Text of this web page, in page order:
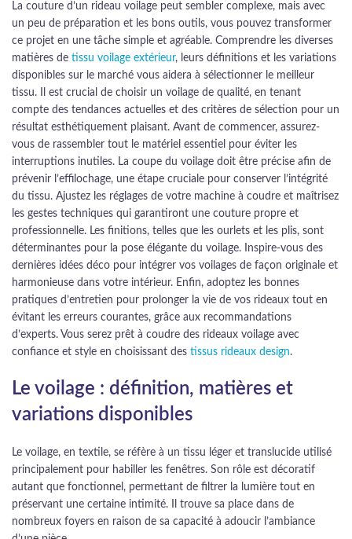
La couture d’un rideau voilage peut sembler complexe, mais avec
un peu de préparation et les bons outils, vous pouvez transformer
ce projet en une tâche simple et agréable. Comprendre les diverses
matières de tissu voilage extérieur, leurs définitions et les variations
disponibles sur le marché vous aidera à sélectionner le meilleur
tissu. Il est crucial de choisir un voilage de qualité, en tenant
compte des tendances actuelles et des critères de sélection pour un
résultat esthétiquement plaisant. Avant de commencer, assurez-
vous de rassembler tout le matériel essentiel pour éviter les
interruptions inutiles. La coupe du voilage doit être précise afin de
prévenir l’effilochage, une étape cruciale pour conserver l’intégrité
du tissu. Ajustez les réglages de votre machine à coudre et maîtrisez
les gestes techniques qui garantiront une couture propre et
professionnelle. Les finitions, telles que les ourlets et les plis, sont
déterminantes pour la pose élégante du voilage. Inspire-vous des
dernières idées déco pour intégrer vos voilages de façon originale et
harmonieuse dans votre intérieur. Enfin, adoptez les bonnes
pratiques d’entretien pour prolonger la vie de vos rideaux tout en
évitant les erreurs courantes, grâce aux recommandations
d’experts. Vous serez prêt à coudre des rideaux voilage avec
confiance et style en choisissant des tissus rideaux design.
Le voilage : définition, matières et
variations disponibles
Le voilage, en textile, se réfère à un tissu léger et translucide utilisé
principalement pour habiller les fenêtres. Son rôle est décoratif
autant que fonctionnel, permettant de filtrer la lumière tout en
préservant une certaine intimité. Il trouve sa place dans de
nombreux foyers en raison de sa capacité à adoucir l’ambiance